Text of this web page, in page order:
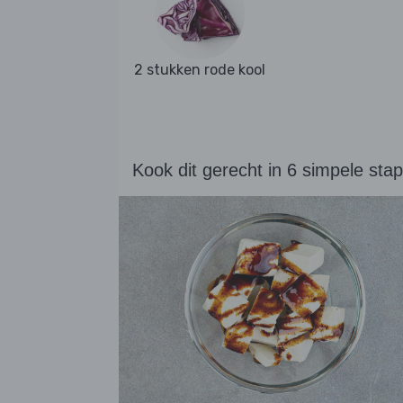
2 stukken rode kool
Kook dit gerecht in 6 simpele